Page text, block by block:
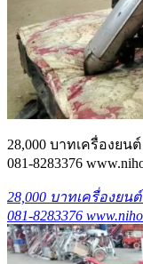
28,000 บาทเครื่องยน
081-8283376
28,000 บาทเครื่องยน
081-8283376